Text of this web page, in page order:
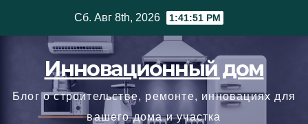
Сб. Авг 8th, 2026 1:41:51 PM
Инновационный дом
Блог о строительстве, ремонте, инновациях для
вашего дома и участка